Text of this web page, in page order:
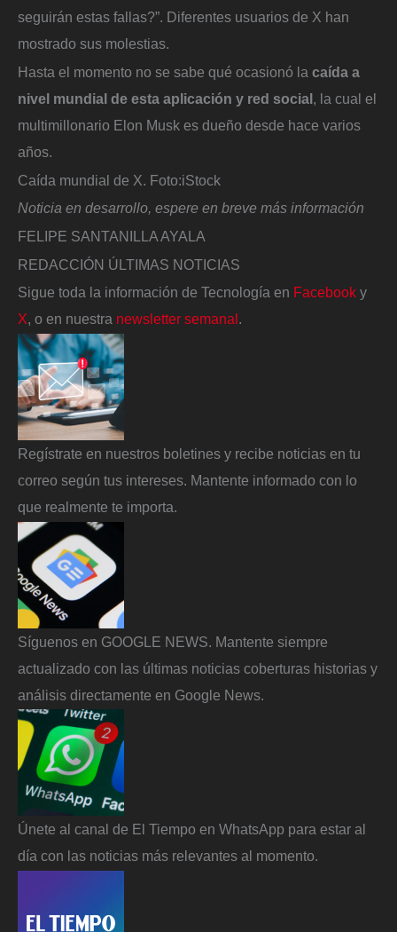
seguirán estas fallas?”. Diferentes usuarios de X han
mostrado sus molestias.
Hasta el momento no se sabe qué ocasionó la caída a
nivel mundial de esta aplicación y red social, la cual el
multimillonario Elon Musk es dueño desde hace varios
años.
Caída mundial de X. Foto:iStock
Noticia en desarrollo, espere en breve más información
FELIPE SANTANILLA AYALA
REDACCIÓN ÚLTIMAS NOTICIAS
Sigue toda la información de Tecnología en Facebook y
X, o en nuestra newsletter semanal.
Regístrate en nuestros boletines y recibe noticias en tu
correo según tus intereses. Mantente informado con lo
que realmente te importa.
Síguenos en GOOGLE NEWS. Mantente siempre
actualizado con las últimas noticias coberturas historias y
análisis directamente en Google News.
Únete al canal de El Tiempo en WhatsApp para estar al
día con las noticias más relevantes al momento.